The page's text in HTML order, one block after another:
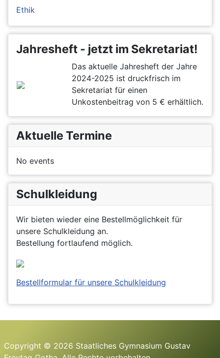
Ethik
Jahresheft - jetzt im Sekretariat!
Das aktuelle Jahresheft der Jahre
2024-2025 ist druckfrisch im
Sekretariat für einen
Unkostenbeitrag von 5 € erhältlich.
Aktuelle Termine
No events
Schulkleidung
Wir bieten wieder eine Bestellmöglichkeit für
unsere Schulkleidung an.
Bestellung fortlaufend möglich.
Bestellformular für unsere Schulkleidung
Copyright © 2026 Staatliches Gymnasium Gustav